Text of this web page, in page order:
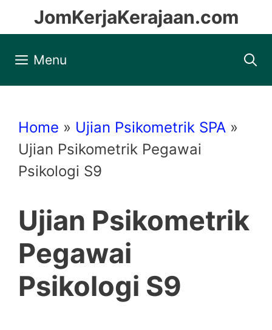
to
content
JomKerjaKerajaan.com
Menu
Home » Ujian Psikometrik SPA »
Ujian Psikometrik Pegawai
Psikologi S9
Ujian Psikometrik
Pegawai
Psikologi S9